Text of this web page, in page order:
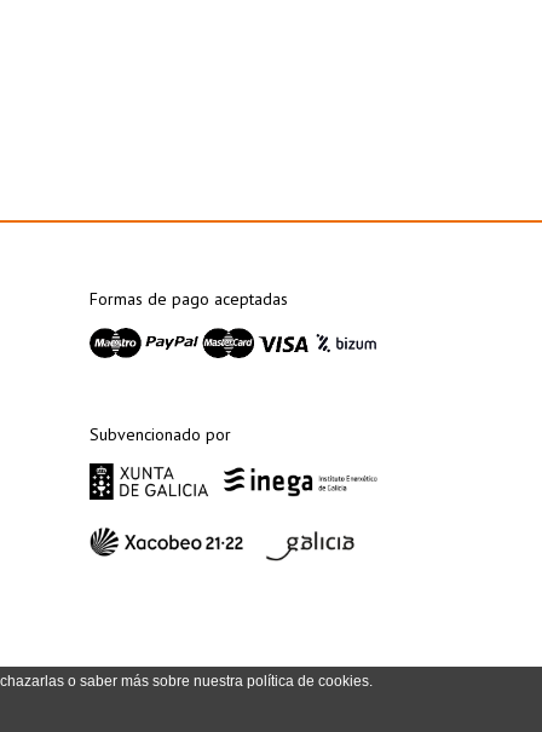
o saber más sobre nuestra política de cookies.
Formas de pago aceptadas
Subvencionado por